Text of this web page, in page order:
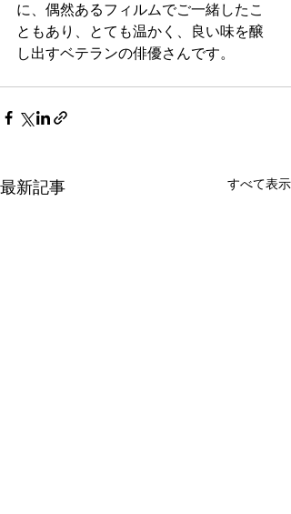
に、偶然あるフィルムでご一緒したこ
ともあり、とても温かく、良い味を醸
し出すベテランの俳優さんです。
最新記事 すべて表示